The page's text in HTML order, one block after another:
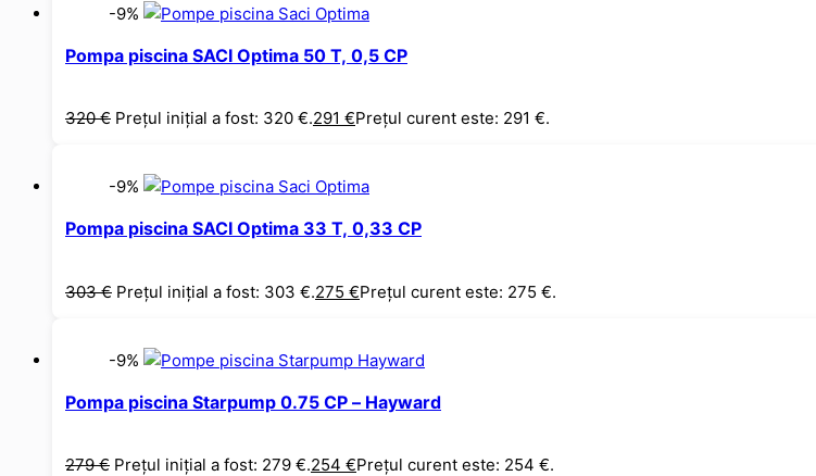
-9%
Pompa piscina SACI Optima 50 T, 0,5 CP
320€ Prețul inițial a fost: 320 €.291 €Prețul curent este: 291 €.
-9%
Pompa piscina SACI Optima 33 T, 0,33 CP
303€ Prețul inițial a fost: 303 €.275 €Prețul curent este: 275 €.
-9%
Pompa piscina Starpump 0.75 CP – Hayward
279€ Prețul inițial a fost: 279 €.254 €Prețul curent este: 254 €.